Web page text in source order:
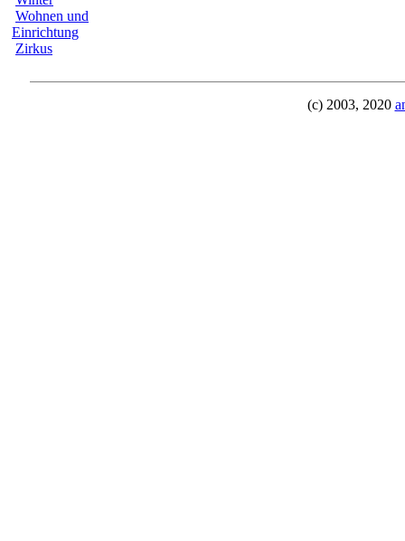
Wohnen und
Einrichtung
Zirkus
(c) 2003, 2020